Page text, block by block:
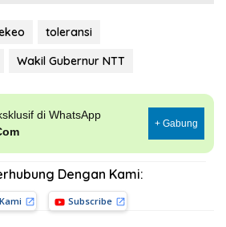
toleransi
Wakil Gubernur NTT
di WhatsApp
+ Gabung
Dengan Kami:
Subscribe